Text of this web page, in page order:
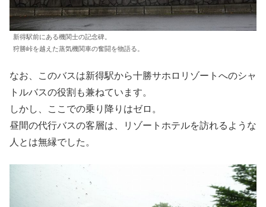
新得駅前にある機関士の記念碑。
狩勝峠を越えた蒸気機関車の奮闘を物語る。
なお、このバスは新得駅から十勝サホロリゾートへのシャ
トルバスの役割も兼ねています。
しかし、ここでの乗り降りはゼロ。
昼間の代行バスの客層は、リゾートホテルを訪れるような
人とは無縁でした。